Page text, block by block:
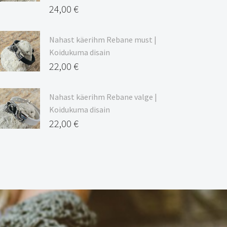
24,00 €
Nahast käerihm Rebane must |
Koidukuma disain
22,00 €
Nahast käerihm Rebane valge |
Koidukuma disain
22,00 €